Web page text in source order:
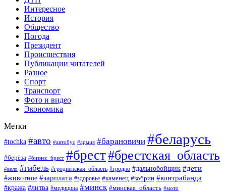
Интересное
История
Общество
Погода
Президент
Происшествия
Публикации читателей
Разное
Спорт
Транспорт
Фото и видео
Экономика
Метки
#tochka #авто #автобус #армия #барановичи #беларусь
#берёза #бизнес_брест #брест#брестская_область
#вело #гибель #гродненская_область #гродно #дальнобойщик #дети
#животное #зарплата #здоровье #каменец #кобрин #контрабанда
#кража #литва #медицина #минск #минская_область #мото